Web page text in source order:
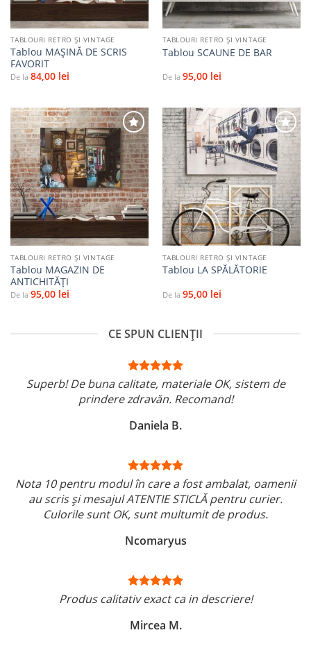
TABLOURI RETRO ȘI VINTAGE
Tablou MAȘINĂ DE SCRIS
FAVORIT
De la 84,00 lei
TABLOURI RETRO ȘI VINTAGE
Tablou SCAUNE DE BAR
De la 95,00 lei
Adaugă
la
favorite
TABLOURI RETRO ȘI VINTAGE
Tablou MAGAZIN DE
ANTICHITĂȚI
De la 95,00 lei
Adaugă
la
favorite
TABLOURI RETRO ȘI VINTAGE
Tablou LA SPĂLĂTORIE
De la 95,00 lei
CE SPUN CLIENȚII
Superb! De buna calitate, materiale OK, sistem de
prindere zdravăn. Recomand!
Daniela B.
Nota 10 pentru modul în care a fost ambalat, oamenii
au scris și mesajul ATENTIE STICLĂ pentru curier.
Culorile sunt OK, sunt multumit de produs.
Ncomaryus
Produs calitativ exact ca in descriere!
Mircea M.